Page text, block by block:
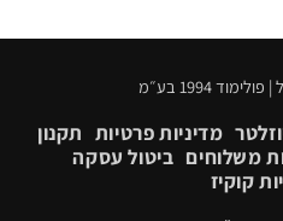
מדיניות פרטיות תקנון
משלוחים ביטול עסקה
קוקיז